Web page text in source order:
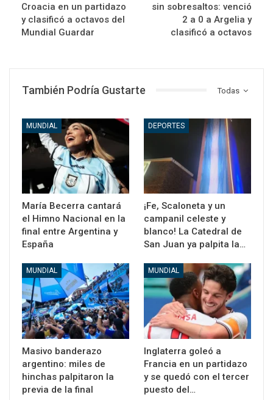
Croacia en un partidazo
y clasificó a octavos del
Mundial Guardar
sin sobresaltos: venció
2 a 0 a Argelia y
clasificó a octavos
Todas
También Podría Gustarte
MUNDIAL
María Becerra cantará
el Himno Nacional en la
final entre Argentina y
España
DEPORTES
¡Fe, Scaloneta y un
campanil celeste y
blanco! La Catedral de
San Juan ya palpita la…
MUNDIAL
Masivo banderazo
argentino: miles de
hinchas palpitaron la
previa de la final
MUNDIAL
Inglaterra goleó a
Francia en un partidazo
y se quedó con el tercer
puesto del…